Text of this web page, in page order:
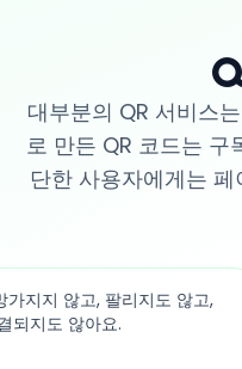
대부분의 QR 서비스
로 만든 QR 코드는 구
단한 사용자에게는
가지지 않고, 팔리지도 않고,
되지도 않아요.